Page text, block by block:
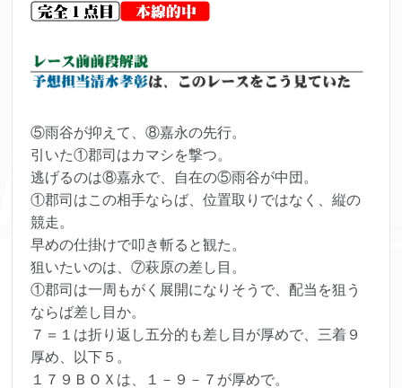
⑤雨谷が抑えて、⑧嘉永の先行。
引いた①郡司はカマシを撃つ。
逃げるのは⑧嘉永で、自在の⑤雨谷が中団。
①郡司はこの相手ならば、位置取りではなく、縦の
競走。
早めの仕掛けで叩き斬ると観た。
狙いたいのは、⑦萩原の差し目。
①郡司は一周もがく展開になりそうで、配当を狙う
ならば差し目か。
７＝１は折り返し五分的も差し目が厚めで、三着９
厚め、以下５。
１７９ＢＯＸは、１－９－７が厚めで。